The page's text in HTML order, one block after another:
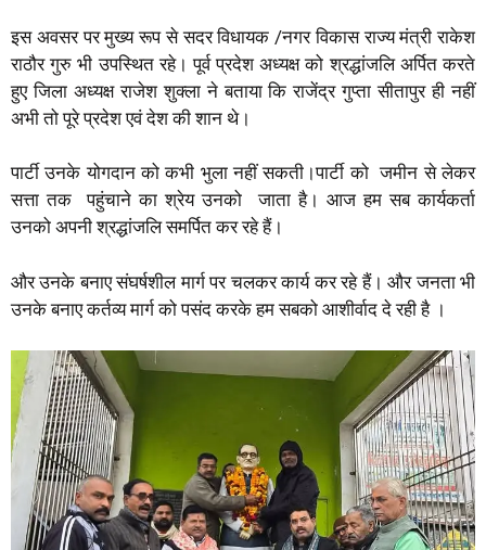
p
k
m
इस अवसर पर मुख्य रूप से सदर विधायक /नगर विकास राज्य मंत्री राकेश
राठौर गुरु भी उपस्थित रहे। पूर्व प्रदेश अध्यक्ष को श्रद्धांजलि अर्पित करते
हुए जिला अध्यक्ष राजेश शुक्ला ने बताया कि राजेंद्र गुप्ता सीतापुर ही नहीं
अभी तो पूरे प्रदेश एवं देश की शान थे।
पार्टी उनके योगदान को कभी भुला नहीं सकती।पार्टी को जमीन से लेकर
सत्ता तक पहुंचाने का श्रेय उनको जाता है। आज हम सब कार्यकर्ता
उनको अपनी श्रद्धांजलि समर्पित कर रहे हैं।
और उनके बनाए संघर्षशील मार्ग पर चलकर कार्य कर रहे हैं। और जनता भी
उनके बनाए कर्तव्य मार्ग को पसंद करके हम सबको आशीर्वाद दे रही है ।